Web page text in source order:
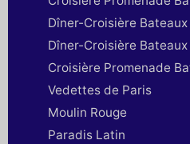
Dîner-Croisière
Dîner-Croisière
Croisière Promenade
Vedettes de Paris
Moulin Rouge
Paradis Latin